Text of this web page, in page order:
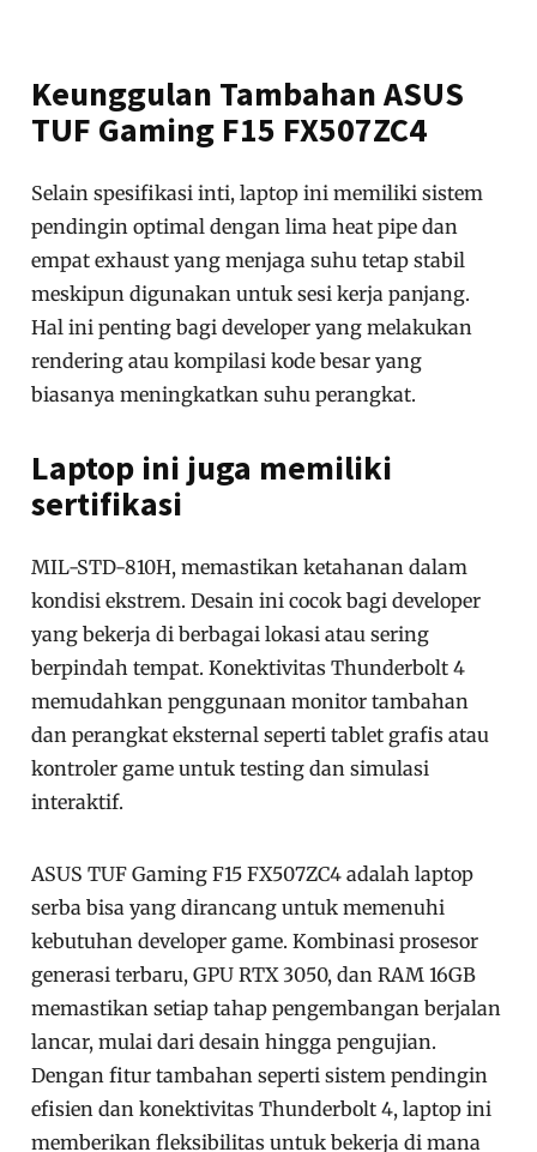
Keunggulan Tambahan ASUS
TUF Gaming F15 FX507ZC4
Selain spesifikasi inti, laptop ini memiliki sistem
pendingin optimal dengan lima heat pipe dan
empat exhaust yang menjaga suhu tetap stabil
meskipun digunakan untuk sesi kerja panjang.
Hal ini penting bagi developer yang melakukan
rendering atau kompilasi kode besar yang
biasanya meningkatkan suhu perangkat.
Laptop ini juga memiliki
sertifikasi
MIL-STD-810H, memastikan ketahanan dalam
kondisi ekstrem. Desain ini cocok bagi developer
yang bekerja di berbagai lokasi atau sering
berpindah tempat. Konektivitas Thunderbolt 4
memudahkan penggunaan monitor tambahan
dan perangkat eksternal seperti tablet grafis atau
kontroler game untuk testing dan simulasi
interaktif.
ASUS TUF Gaming F15 FX507ZC4 adalah laptop
serba bisa yang dirancang untuk memenuhi
kebutuhan developer game. Kombinasi prosesor
generasi terbaru, GPU RTX 3050, dan RAM 16GB
memastikan setiap tahap pengembangan berjalan
lancar, mulai dari desain hingga pengujian.
Dengan fitur tambahan seperti sistem pendingin
efisien dan konektivitas Thunderbolt 4, laptop ini
memberikan fleksibilitas untuk bekerja di mana